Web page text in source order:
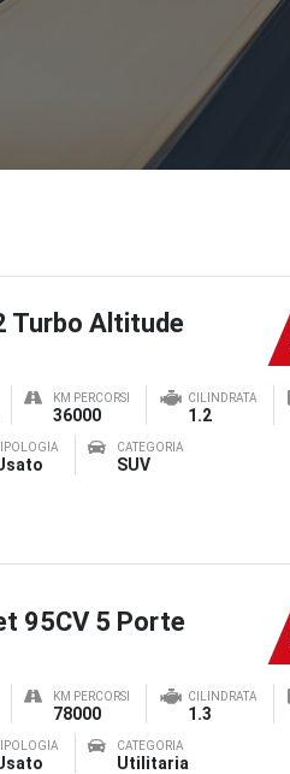
Turbo Altitude
KM PERCORSI
36000
CILINDRATA
1.2
CATEGORIA
SUV
95CV 5 Porte
KM PERCORSI
78000
CILINDRATA
1.3
CATEGORIA
Utilitaria